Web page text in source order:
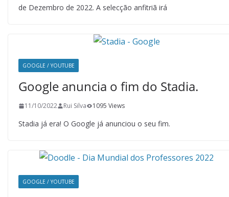
de Dezembro de 2022. A selecção anfitriã irá
GOOGLE / YOUTUBE
Google anuncia o fim do Stadia.
11/10/2022 Rui Silva 1095 Views
Stadia já era! O Google já anunciou o seu fim.
GOOGLE / YOUTUBE